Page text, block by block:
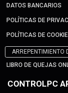
DATOS BANCARIOS
POLÍTICAS DE
POLÍTICAS DE
ARREPENTIMIENTO
LIBRO DE QUEJAS
CONTROLPC